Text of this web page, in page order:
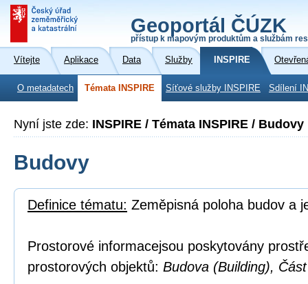
Geoportál ČÚZK
přístup k mapovým produktům a službám
Vítejte Aplikace Data Služby INSPIRE
O metadatech Témata INSPIRE Síťové služby INSPIRE Sdílení
Nyní jste zde: INSPIRE / Témata INSPIRE / Budovy
Budovy
Definice tématu: Zeměpisná poloha budov a
Prostorové informacejsou poskytovány
prostorových objektů: Budova (Building),